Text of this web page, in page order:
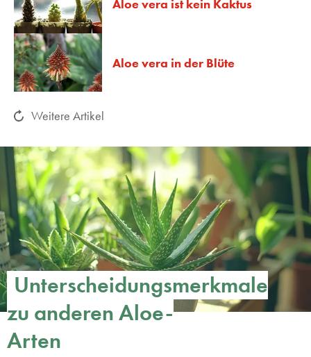
Aloe vera ist kein Kaktus
Aloe vera in der Blüte
Weitere Artikel
Unterscheidungsmerkmale
zu anderen Aloe-
Arten